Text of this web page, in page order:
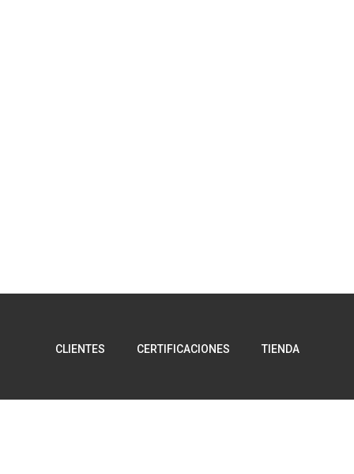
CLIENTES CERTIFICACIONES TIENDA